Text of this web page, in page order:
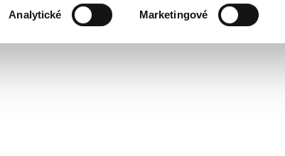
Analytické Marketingové